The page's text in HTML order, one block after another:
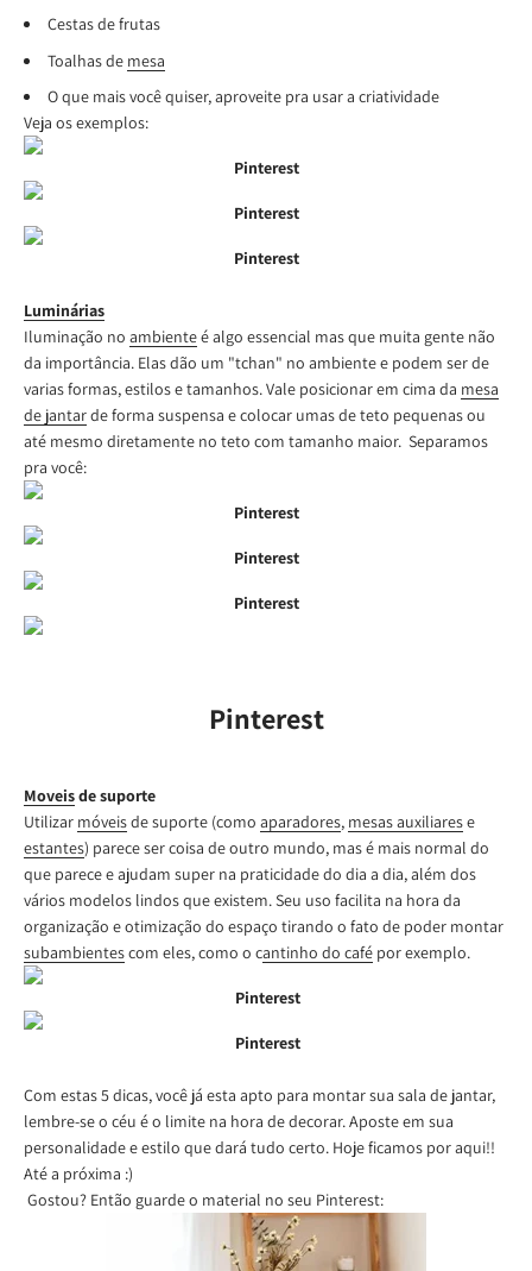
Cestas de frutas
Toalhas de mesa
O que mais você quiser, aproveite pra usar a criatividade
Veja os exemplos:
Pinterest
Pinterest
Pinterest
Luminárias
Iluminação no ambienteé algo essencial mas que muita gente não
da importância. Elas dão um "tchan" no ambiente e podem ser de
varias formas, estilos e tamanhos. Vale posicionar em cima da mesa
de jantarde forma suspensa e colocar umas de teto pequenas ou
até mesmo diretamente no teto com tamanho maior. Separamos
pra você:
Pinterest
Pinterest
Pinterest
Pinterest
Moveisde suporte
Utilizar móveisde suporte (como aparadores, mesas auxiliarese
estantes) parece ser coisa de outro mundo, mas é mais normal do
que parece e ajudam super na praticidade do dia a dia, além dos
vários modelos lindos que existem. Seu uso facilita na hora da
organização e otimização do espaço tirando o fato de poder montar
subambientescom eles, como o cantinho do café por exemplo.
Pinterest
Pinterest
Com estas 5 dicas, você já esta apto para montar sua sala de jantar,
lembre-se o céu é o limite na hora de decorar. Aposte em sua
personalidade e estilo que dará tudo certo. Hoje ficamos por aqui!!
Até a próxima :)
Gostou? Então guarde o material no seu Pinterest: